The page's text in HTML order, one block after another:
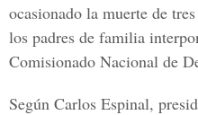
ocasionado la muerte de
los padres de familia
Comisionado Nacional de
Según Carlos Espinal,